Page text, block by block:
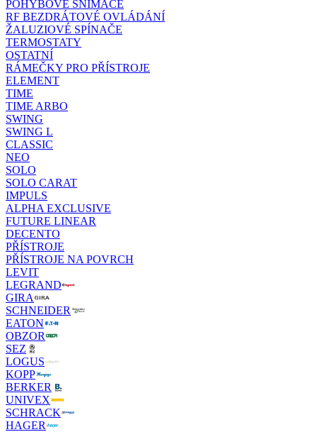
POHYBOVÉ SNÍMAČE
RF BEZDRÁTOVÉ OVLÁDÁNÍ
ŽALUZIOVÉ SPÍNAČE
TERMOSTATY
OSTATNÍ
RÁMEČKY PRO PŘÍSTROJE
ELEMENT
TIME
TIME ARBO
SWING
SWING L
CLASSIC
NEO
SOLO
SOLO CARAT
IMPULS
ALPHA EXCLUSIVE
FUTURE LINEAR
DECENTO
PŘÍSTROJE
PŘÍSTROJE NA POVRCH
LEVIT
LEGRAND
GIRA
SCHNEIDER
EATON
OBZOR
SEZ
LOGUS
KOPP
BERKER
UNIVEX
SCHRACK
HAGER